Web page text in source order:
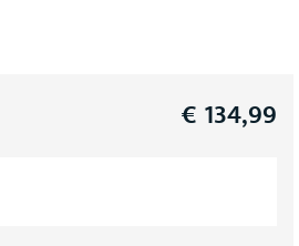
€ 134,99